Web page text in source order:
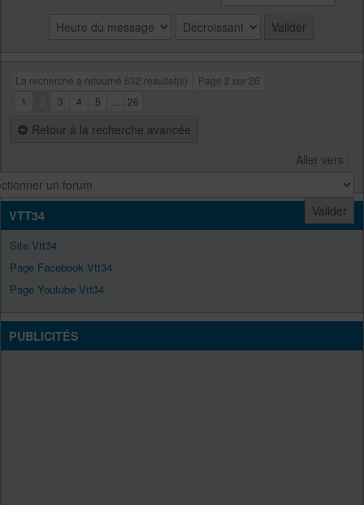
La recherche a retourné 632 résultat(s) Page 2 sur 26
1
3 4 5 26
Retour à la recherche avancée
Aller vers :
VTT34
Site Vtt34
Page Facebook Vtt34
Page Youtube Vtt34
PUBLICITÉS